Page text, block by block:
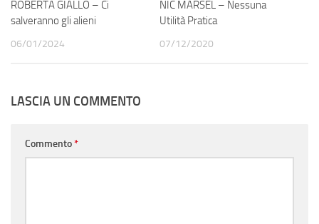
ROBERTA GIALLO – Ci
salveranno gli alieni
06/01/2024
NIC MARSEL – Nessuna
Utilità Pratica
07/12/2020
LASCIA UN COMMENTO
Commento*